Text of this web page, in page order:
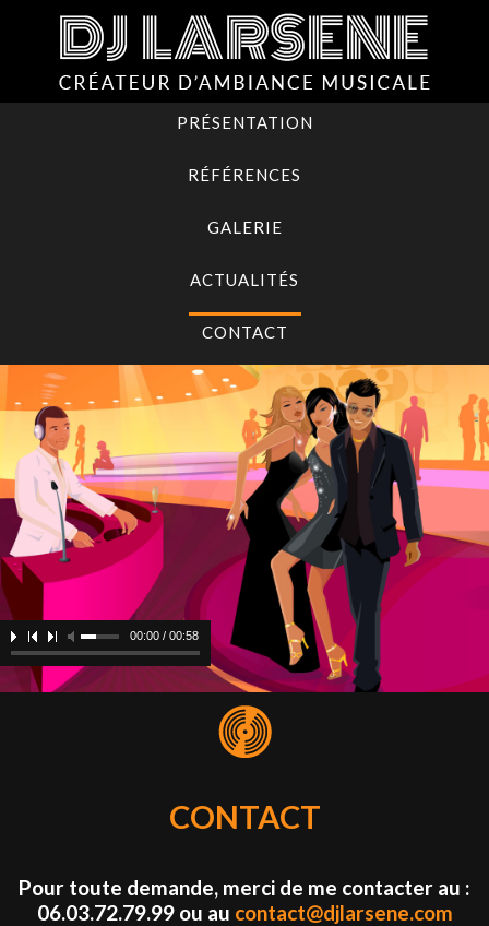
PRÉSENTATION
RÉFÉRENCES
GALERIE
ACTUALITÉS
CONTACT
00:00 / 00:58
CONTACT
Pour toute demande, merci de me contacter au :
06.03.72.79.99 ou au contact@djlarsene.com